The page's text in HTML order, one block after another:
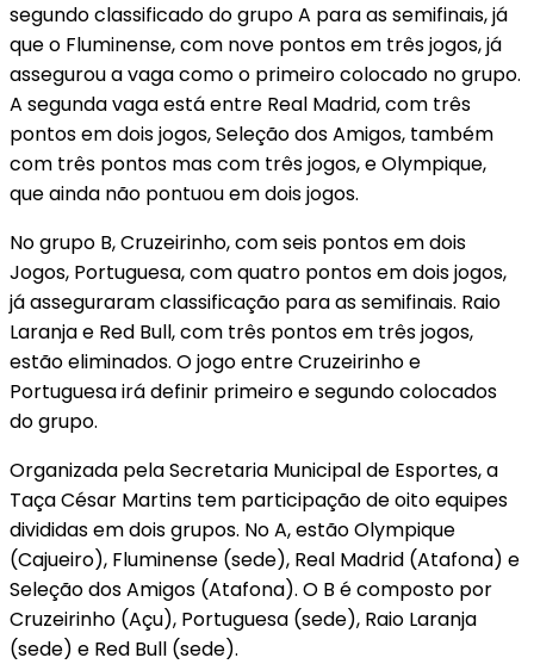
segundo classificado do grupo A para as semifinais, já
que o Fluminense, com nove pontos em três jogos, já
assegurou a vaga como o primeiro colocado no grupo.
A segunda vaga está entre Real Madrid, com três
pontos em dois jogos, Seleção dos Amigos, também
com três pontos mas com três jogos, e Olympique,
que ainda não pontuou em dois jogos.
No grupo B, Cruzeirinho, com seis pontos em dois
Jogos, Portuguesa, com quatro pontos em dois jogos,
já asseguraram classificação para as semifinais. Raio
Laranja e Red Bull, com três pontos em três jogos,
estão eliminados. O jogo entre Cruzeirinho e
Portuguesa irá definir primeiro e segundo colocados
do grupo.
Organizada pela Secretaria Municipal de Esportes, a
Taça César Martins tem participação de oito equipes
divididas em dois grupos. No A, estão Olympique
(Cajueiro), Fluminense (sede), Real Madrid (Atafona) e
Seleção dos Amigos (Atafona). O B é composto por
Cruzeirinho (Açu), Portuguesa (sede), Raio Laranja
(sede) e Red Bull (sede).